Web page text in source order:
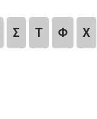
Σ Τ Φ Χ